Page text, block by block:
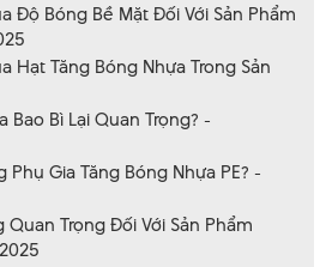
Độ Bóng Bề Mặt Đối Với Sản Phẩm
Hạt Tăng Bóng Nhựa Trong Sản
Bao Bì Lại Quan Trọng? -
Phụ Gia Tăng Bóng Nhựa PE? -
Quan Trọng Đối Với Sản Phẩm